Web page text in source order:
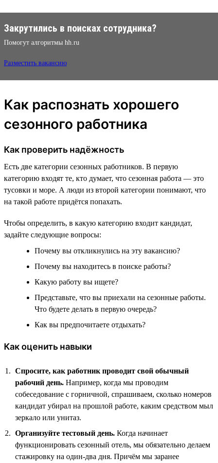
Закрутились в поисках сотрудника?
Помогут алгоритмы hh.ru
Разместить вакансию
Как распознать хорошего
сезонного работника
Как проверить надёжность
Есть две категории сезонных работников. В первую
категорию входят те, кто думает, что сезонная работа — это
тусовки и море. А люди из второй категории понимают, что
на такой работе придётся попахать.
Чтобы определить, в какую категорию входит кандидат,
задайте следующие вопросы:
Почему вы откликнулись на эту вакансию?
Почему вы находитесь в поиске работы?
Какую работу вы ищете?
Представьте, что вы приехали на сезонные работы.
Что будете делать в первую очередь?
Как вы предпочитаете отдыхать?
Как оценить навыки
Спросите, как работник проводит свой обычный
рабочий день. Например, когда мы проводим
собеседование с горничной, спрашиваем, сколько номеров
кандидат убирал на прошлой работе, каким средством мыл
зеркало или унитаз.
Организуйте тестовый день. Когда начинает
функционировать сезонный отель, мы обязательно делаем
стажировку на один-два дня. Причём мы заранее